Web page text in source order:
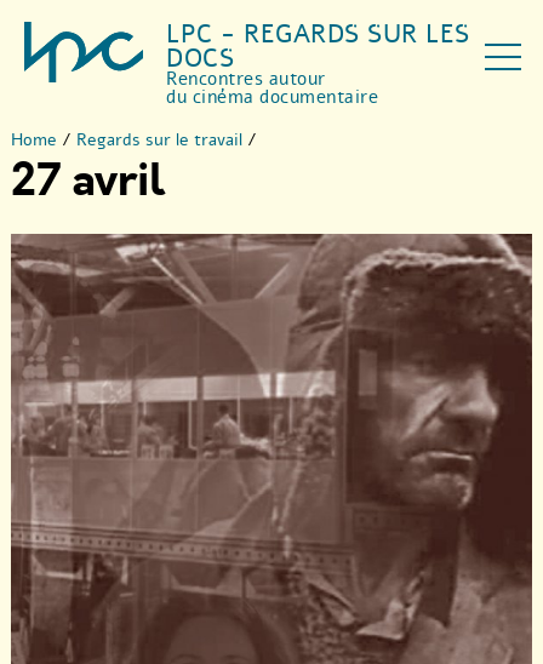
LPC - REGARDS SUR LES
DOCS
Rencontres autour
du cinéma documentaire
Home / Regards sur le travail /
27 avril